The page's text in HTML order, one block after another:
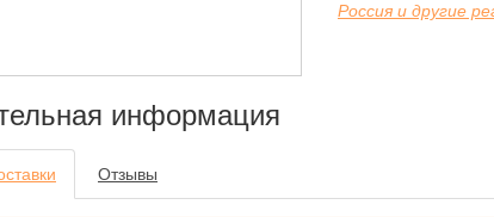
Россия и другие
информация
Отзывы